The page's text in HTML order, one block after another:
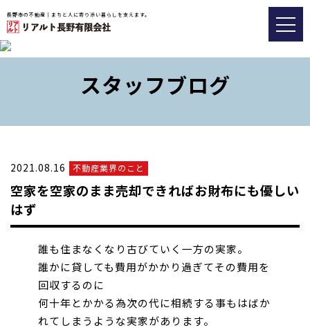
長野市の不動産｜まちと人に寄り添い暮らしを支えます。
026-217-8533
不動産の査定についてはこちら
おすすめ物件
スタッフブログ
スタッフブログ
2021.08.16 不動産業界のこと
空家を空家のまま売却できればお財布にも優しい
はず
誰も住まなくなり古びていく一方の実家。
誰かに貸しても費用がかかり過ぎてその費用を
回収するのに
何十年とかかる為次の代に相続する事もはばか
れてしまうような実家があります。